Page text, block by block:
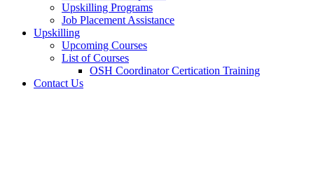
Upskilling Programs
Job Placement Assistance
Upskilling
Upcoming Courses
List of Courses
OSH Coordinator Certication Training
Contact Us